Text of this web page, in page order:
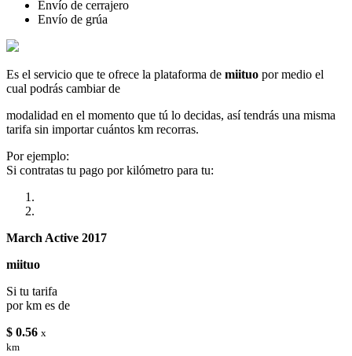
Envío de cerrajero
Envío de grúa
Es el servicio que te ofrece la plataforma de miituo por medio el
cual podrás cambiar de
modalidad en el momento que tú lo decidas, así tendrás una misma
tarifa sin importar cuántos km recorras.
Por ejemplo:
Si contratas tu pago por kilómetro para tu:
March Active 2017
miituo
Si tu tarifa
por km es de
$ 0.56 x
km